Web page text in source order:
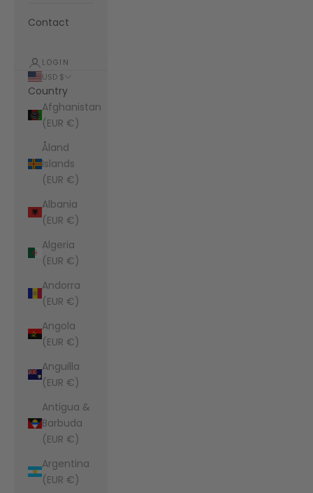
Contact
LOGIN
USD $
Country
Afghanistan
(EUR €)
Åland
Islands
(EUR €)
Albania
(EUR €)
Algeria
(EUR €)
Andorra
(EUR €)
Angola
(EUR €)
Anguilla
(EUR €)
Antigua &
Barbuda
(EUR €)
Argentina
(EUR €)